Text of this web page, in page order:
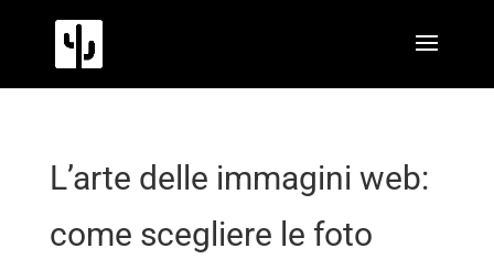
L’arte delle immagini web:
come scegliere le foto